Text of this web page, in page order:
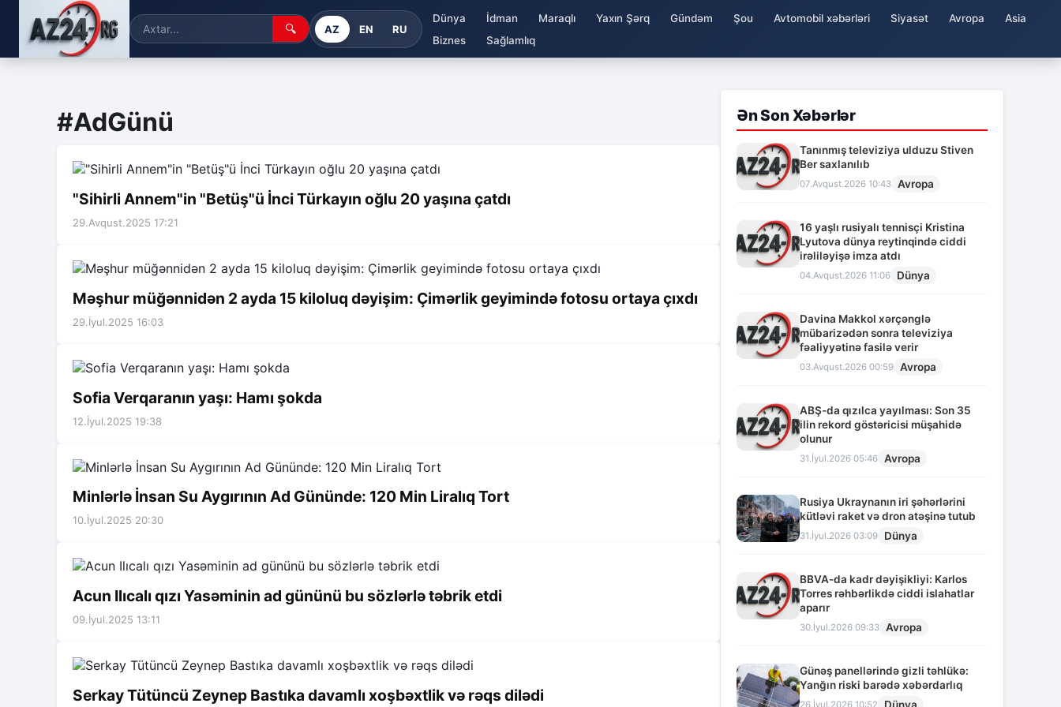
🔍 AZ EN RU
Dünya İdman Maraqlı Yaxın Şərq Gündəm Şou Avtomobil xəbərləri Siyasət Avropa
Asia
Biznes
Sağlamlıq
#AdGünü
"Sihirli Annem"in "Betüş"ü İnci Türkayın oğlu 20 yaşına çatdı
29.Avqust.2025 17:21
Məşhur müğənnidən 2 ayda 15 kiloluq dəyişim: Çimərlik geyimində fotosu ortaya çıxdı
29.İyul.2025 16:03
Sofia Verqaranın yaşı: Hamı şokda
12.İyul.2025 19:38
Minlərlə İnsan Su Aygırının Ad Gününde: 120 Min Liralıq Tort
10.İyul.2025 20:30
Acun Ilıcalı qızı Yasəminin ad gününü bu sözlərlə təbrik etdi
09.İyul.2025 13:11
Serkay Tütüncü Zeynep Bastıka davamlı xoşbəxtlik və rəqs dilədi
Ən Son Xəbərlər
Tanınmış televiziya ulduzu Stiven
Ber saxlanılıb
07.Avqust.2026 10:43 Avropa
16 yaşlı rusiyalı tennisçi Kristina
Lyutova dünya reytinqində ciddi
irəliləyişə imza atdı
04.Avqust.2026 11:06 Dünya
Davina Makkol xərçənglə
mübarizədən sonra televiziya
fəaliyyətinə fasilə verir
03.Avqust.2026 00:59 Avropa
ABŞ-da qızılca yayılması: Son 35
ilin rekord göstəricisi müşahidə
olunur
31.İyul.2026 05:46 Avropa
Rusiya Ukraynanın iri şəhərlərini
kütləvi raket və dron atəşinə tutub
31.İyul.2026 03:09 Dünya
BBVA-da kadr dəyişikliyi: Karlos
Torres rəhbərlikdə ciddi islahatlar
aparır
30.İyul.2026 09:33 Avropa
Günəş panellərində gizli təhlükə:
Yanğın riski barədə xəbərdarlıq